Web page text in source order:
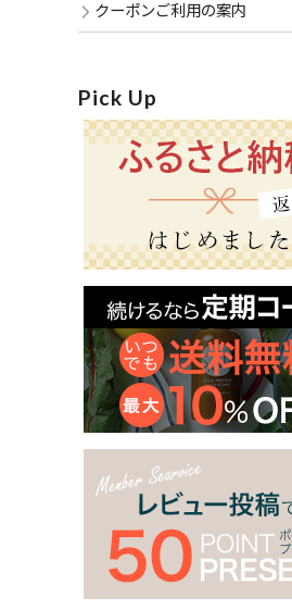
クーポンご利用の案内
Pick Up